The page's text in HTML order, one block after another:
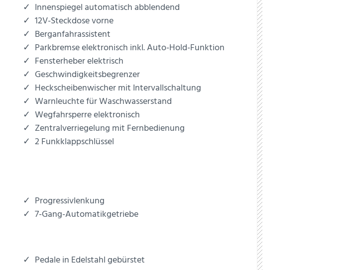
Innenspiegel automatisch abblendend
12V-Steckdose vorne
Berganfahrassistent
Parkbremse elektronisch inkl. Auto-Hold-Funktion
Fensterheber elektrisch
Geschwindigkeitsbegrenzer
Heckscheibenwischer mit Intervallschaltung
Warnleuchte für Waschwasserstand
Wegfahrsperre elektronisch
Zentralverriegelung mit Fernbedienung
2 Funkklappschlüssel
Progressivlenkung
7-Gang-Automatikgetriebe
Pedale in Edelstahl gebürstet